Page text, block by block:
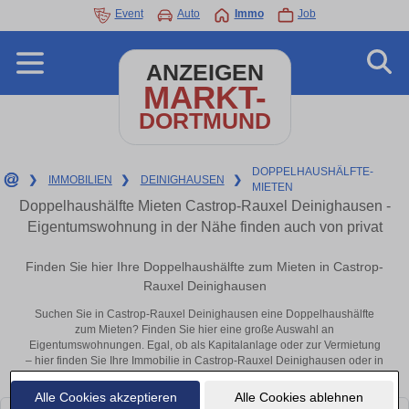
Alle Cookies akzeptieren Alle Cookies ablehnen
Event Auto Immo Job
ANZEIGEN
MARKT-
DORTMUND
❯ IMMOBILIEN ❯ DEINIGHAUSEN ❯
DOPPELHAUSHÄLFTE-
MIETEN
Doppelhaushälfte Mieten Castrop-Rauxel Deinighausen -
Eigentumswohnung in der Nähe finden auch von privat
Finden Sie hier Ihre Doppelhaushälfte zum Mieten in Castrop-
Rauxel Deinighausen
Suchen Sie in Castrop-Rauxel Deinighausen eine Doppelhaushälfte
zum Mieten? Finden Sie hier eine große Auswahl an
Eigentumswohnungen. Egal, ob als Kapitalanlage oder zur Vermietung
– hier finden Sie Ihre Immobilie in Castrop-Rauxel Deinighausen oder in